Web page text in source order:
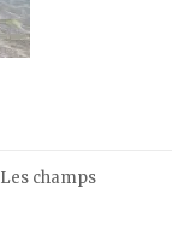
Les champs